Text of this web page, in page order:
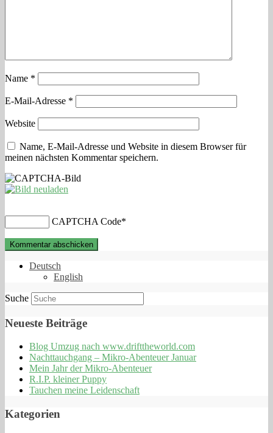
Name *
E-Mail-Adresse *
Website
Name, E-Mail-Adresse und Website in diesem Browser für
meinen nächsten Kommentar speichern.
CAPTCHA Code*
Deutsch
English
Suche
Neueste Beiträge
Blog Umzug nach www.drifttheworld.com
Nachttauchgang – Mikro-Abenteuer Januar
Mein Jahr der Mikro-Abenteuer
R.I.P. kleiner Puppy
Tauchen meine Leidenschaft
Kategorien